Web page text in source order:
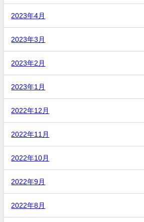
2023年4月
2023年3月
2023年2月
2023年1月
2022年12月
2022年11月
2022年10月
2022年9月
2022年8月